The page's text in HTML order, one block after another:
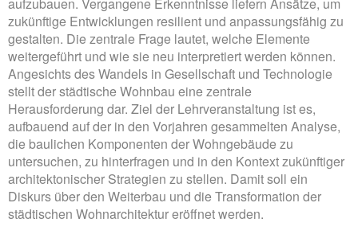
zukünftige Entwicklungen resilient und anpassungsfähig zu
gestalten. Die zentrale Frage lautet, welche Elemente
weitergeführt und wie sie neu interpretiert werden können.
Angesichts des Wandels in Gesellschaft und Technologie
stellt der städtische Wohnbau eine zentrale
Herausforderung dar. Ziel der Lehrveranstaltung ist es,
aufbauend auf der in den Vorjahren gesammelten Analyse,
die baulichen Komponenten der Wohngebäude zu
untersuchen, zu hinterfragen und in den Kontext zukünftiger
architektonischer Strategien zu stellen. Damit soll ein
Diskurs über den Weiterbau und die Transformation der
städtischen Wohnarchitektur eröffnet werden.